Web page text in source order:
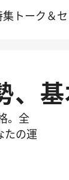
集 トーク＆
、
。全
たの運